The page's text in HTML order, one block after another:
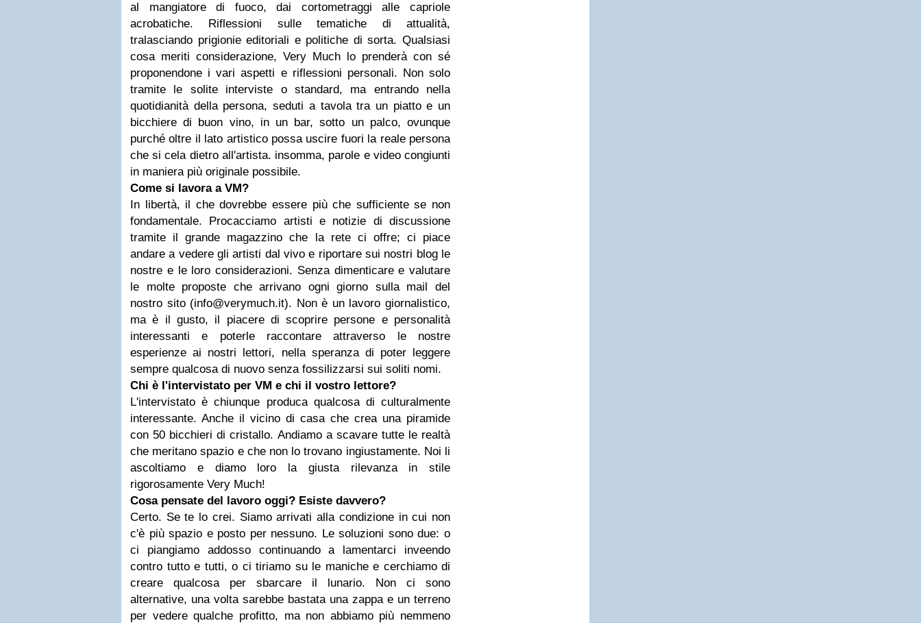
al mangiatore di fuoco, dai cortometraggi alle capriole
acrobatiche. Riflessioni sulle tematiche di attualità,
tralasciando prigionie editoriali e politiche di sorta. Qualsiasi
cosa meriti considerazione, Very Much lo prenderà con sé
proponendone i vari aspetti e riflessioni personali. Non solo
tramite le solite interviste o standard, ma entrando nella
quotidianità della persona, seduti a tavola tra un piatto e un
bicchiere di buon vino, in un bar, sotto un palco, ovunque
purché oltre il lato artistico possa uscire fuori la reale persona
che si cela dietro all'artista. insomma, parole e video congiunti
in maniera più originale possibile.
Come si lavora a VM?
In libertà, il che dovrebbe essere più che sufficiente se non
fondamentale. Procacciamo artisti e notizie di discussione
tramite il grande magazzino che la rete ci offre; ci piace
andare a vedere gli artisti dal vivo e riportare sui nostri blog le
nostre e le loro considerazioni. Senza dimenticare e valutare
le molte proposte che arrivano ogni giorno sulla mail del
nostro sito (info@verymuch.it). Non è un lavoro giornalistico,
ma è il gusto, il piacere di scoprire persone e personalità
interessanti e poterle raccontare attraverso le nostre
esperienze ai nostri lettori, nella speranza di poter leggere
sempre qualcosa di nuovo senza fossilizzarsi sui soliti nomi.
Chi è l'intervistato per VM e chi il vostro lettore?
L'intervistato è chiunque produca qualcosa di culturalmente
interessante. Anche il vicino di casa che crea una piramide
con 50 bicchieri di cristallo. Andiamo a scavare tutte le realtà
che meritano spazio e che non lo trovano ingiustamente. Noi li
ascoltiamo e diamo loro la giusta rilevanza in stile
rigorosamente Very Much!
Cosa pensate del lavoro oggi? Esiste davvero?
Certo. Se te lo crei. Siamo arrivati alla condizione in cui non
c'è più spazio e posto per nessuno. Le soluzioni sono due: o
ci piangiamo addosso continuando a lamentarci inveendo
contro tutto e tutti, o ci tiriamo su le maniche e cerchiamo di
creare qualcosa per sbarcare il lunario. Non ci sono
alternative, una volta sarebbe bastata una zappa e un terreno
per vedere qualche profitto, ma non abbiamo più nemmeno